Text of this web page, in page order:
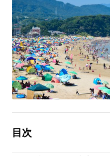
目次